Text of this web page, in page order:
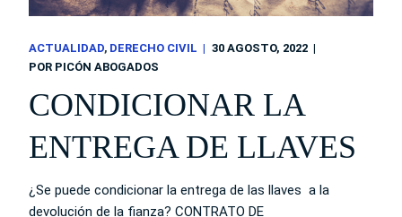
ACTUALIDAD DERECHO CIVIL
30 AGOSTO, 2022
POR PICÓN ABOGADOS
CONDICIONAR LA
ENTREGA DE LLAVES
¿Se puede condicionar la entrega de las llaves a la
devolución de la fianza? CONTRATO DE